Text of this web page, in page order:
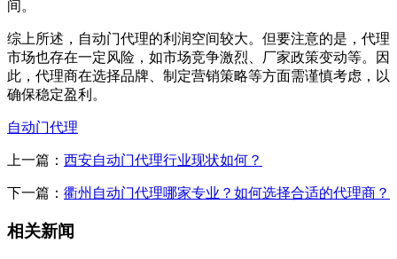
间。
综上所述，自动门代理的利润空间较大。但要注意的是，代理
市场也存在一定风险，如市场竞争激烈、厂家政策变动等。因
此，代理商在选择品牌、制定营销策略等方面需谨慎考虑，以
确保稳定盈利。
自动门代理
上一篇： 西安自动门代理行业现状如何？
下一篇： 衢州自动门代理哪家专业？如何选择合适的代理商？
相关新闻